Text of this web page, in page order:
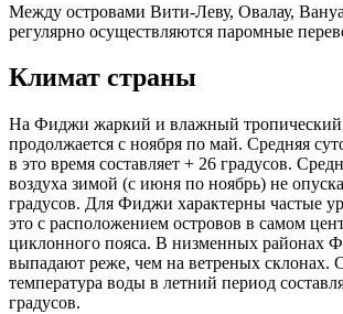
Между островами Вити-Леву, Овалау,
регулярно осуществляются паромные
Климат страны
На Фиджи жаркий и влажный тропический
продолжается с ноября по май. Средняя
в это время составляет + 26 градусов.
воздуха зимой (с июня по ноябрь) не
градусов. Для Фиджи характерны частые
это с расположением островов в самом
циклонного пояса. В низменных районах
выпадают реже, чем на ветреных склонах.
температура воды в летний период
градусов.